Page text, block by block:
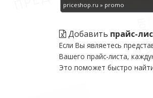
priceshop.ru » promo
Добавить прайс-
Если Вы являетесь
Вашего прайс-листа,
Это поможет быстро